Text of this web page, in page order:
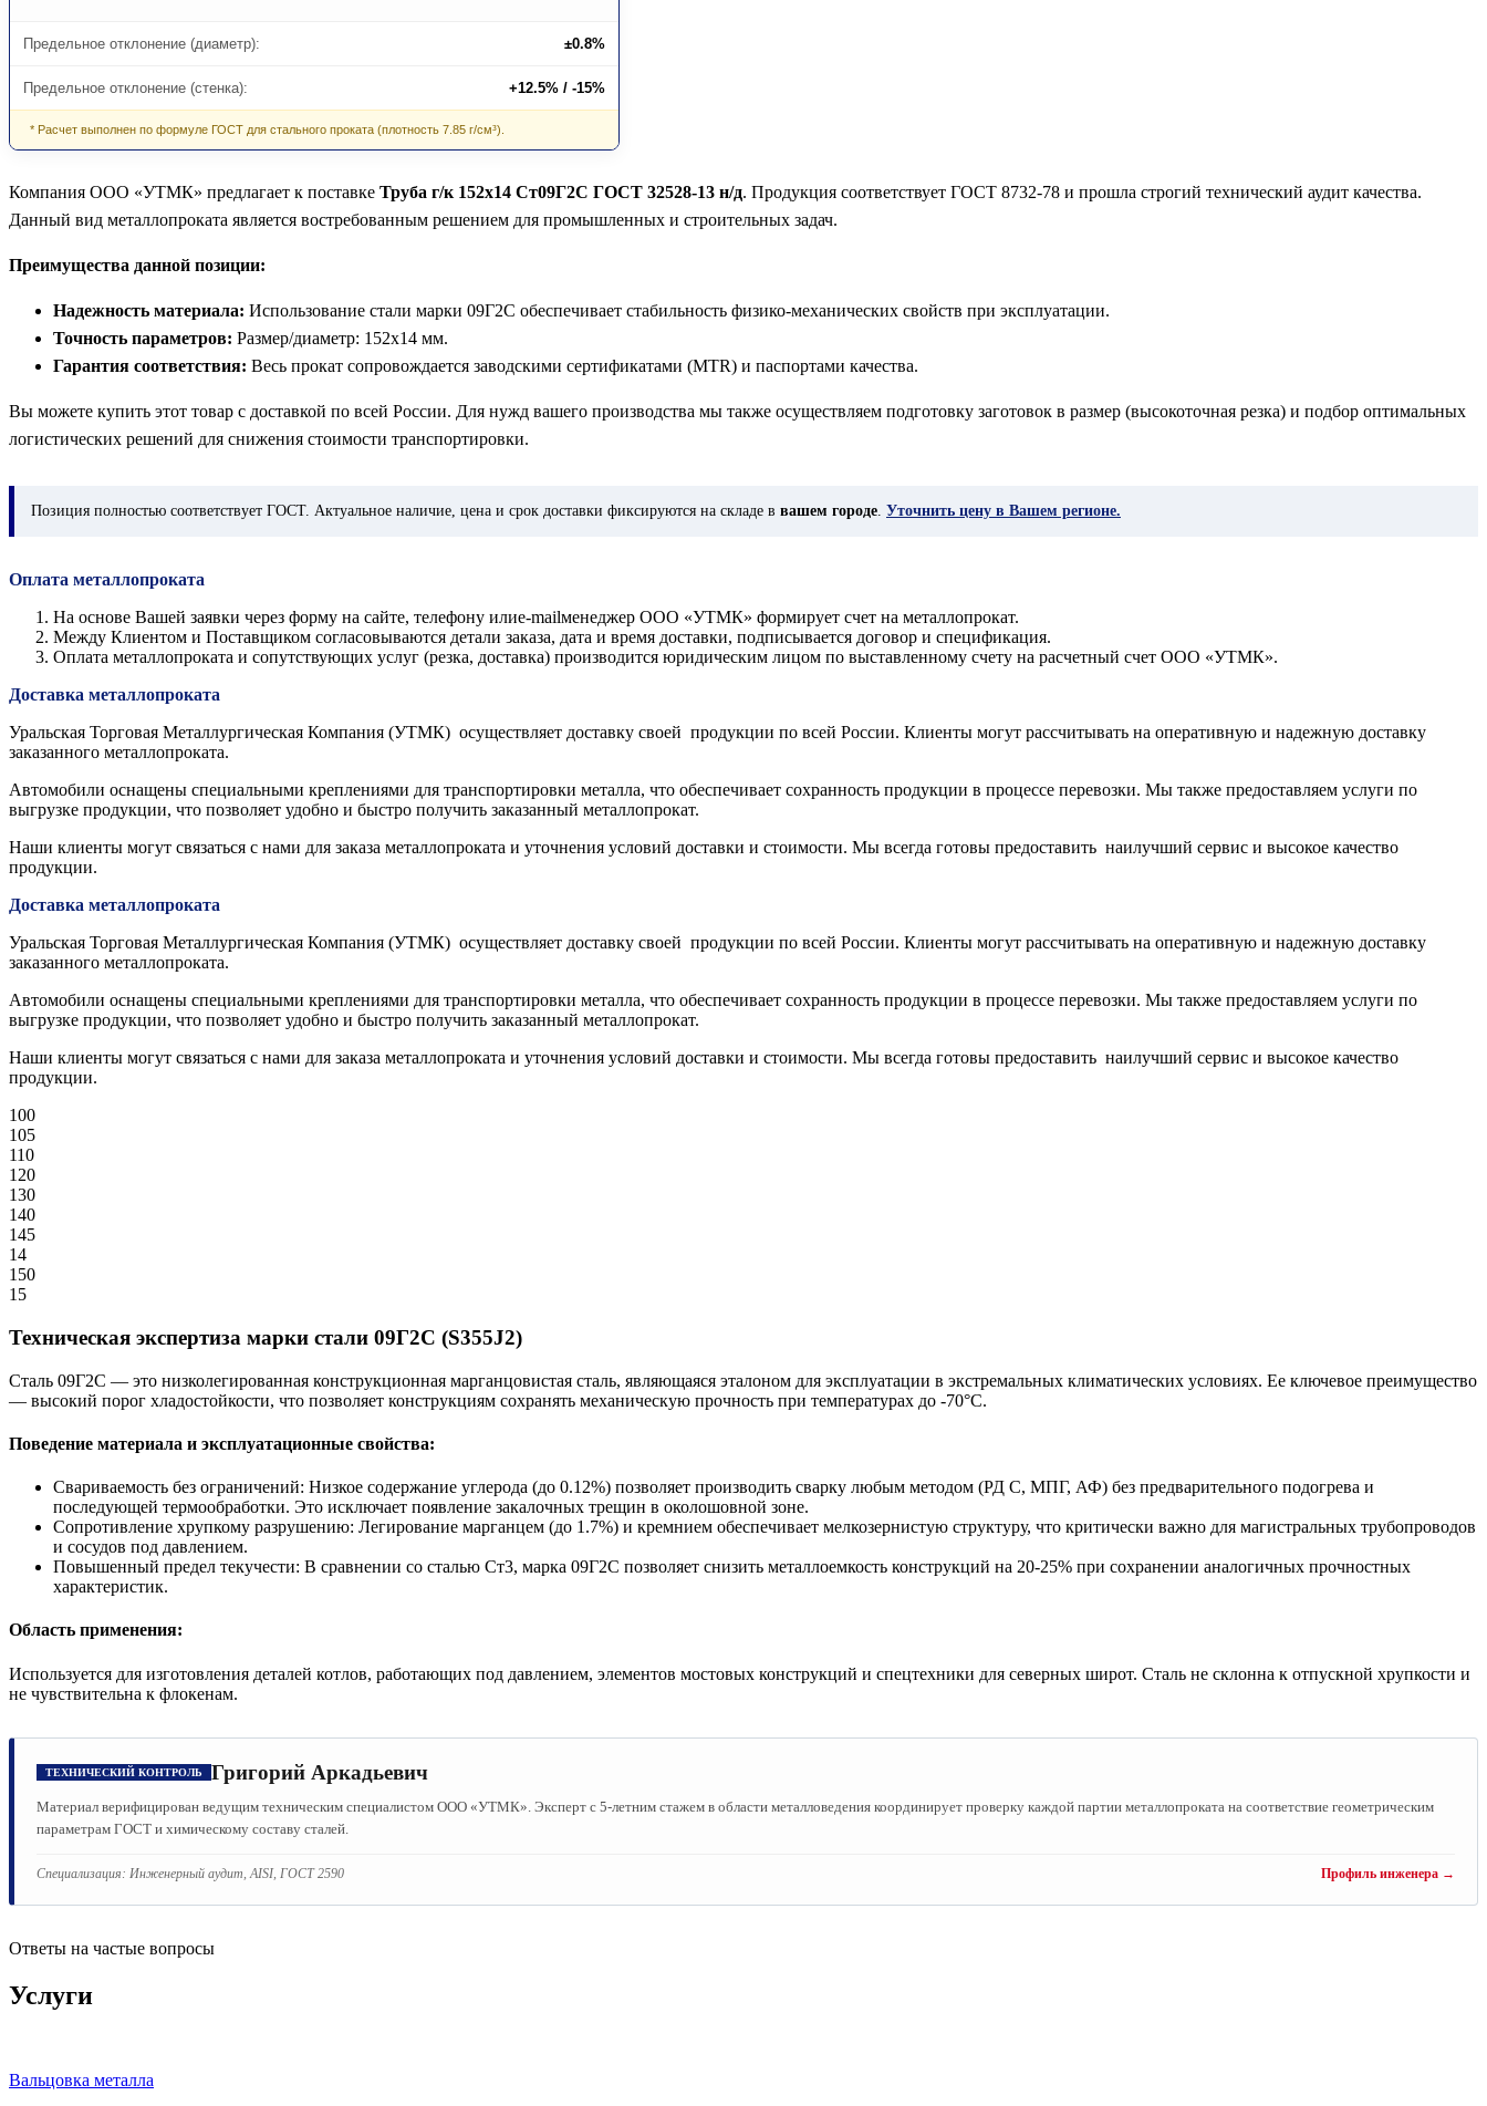
Предельное отклонение (диаметр): ±0.8%
Предельное отклонение (стенка): +12.5% / -15%
* Расчет выполнен по формуле ГОСТ для стального проката (плотность 7.85 г/см³).
Компания ООО «УТМК» предлагает к поставке Труба г/к 152х14 Ст09Г2С ГОСТ 32528-13 н/д. Продукция соответствует ГОСТ 8732-78 и прошла строгий технический аудит качества.
Данный вид металлопроката является востребованным решением для промышленных и строительных задач.
Преимущества данной позиции:
Надежность материала: Использование стали марки 09Г2С обеспечивает стабильность физико-механических свойств при эксплуатации.
Точность параметров: Размер/диаметр: 152х14 мм.
Гарантия соответствия: Весь прокат сопровождается заводскими сертификатами (MTR) и паспортами качества.
Вы можете купить этот товар с доставкой по всей России. Для нужд вашего производства мы также осуществляем подготовку заготовок в размер (высокоточная резка) и подбор оптимальных
логистических решений для снижения стоимости транспортировки.
Позиция полностью соответствует ГОСТ. Актуальное наличие, цена и срок доставки фиксируются на складе в вашем городе. Уточнить цену в Вашем регионе.
Оплата металлопроката
На основе Вашей заявки через форму на сайте, телефону илиe-mailменеджер ООО «УТМК» формирует счет на металлопрокат.
Между Клиентом и Поставщиком согласовываются детали заказа, дата и время доставки, подписывается договор и спецификация.
Оплата металлопроката и сопутствующих услуг (резка, доставка) производится юридическим лицом по выставленному счету на расчетный счет ООО «УТМК».
Доставка металлопроката
Уральская Торговая Металлургическая Компания (УТМК) осуществляет доставку своей продукции по всей России. Клиенты могут рассчитывать на оперативную и надежную доставку
заказанного металлопроката.
Автомобили оснащены специальными креплениями для транспортировки металла, что обеспечивает сохранность продукции в процессе перевозки. Мы также предоставляем услуги по
выгрузке продукции, что позволяет удобно и быстро получить заказанный металлопрокат.
Наши клиенты могут связаться с нами для заказа металлопроката и уточнения условий доставки и стоимости. Мы всегда готовы предоставить наилучший сервис и высокое качество
продукции.
Доставка металлопроката
Уральская Торговая Металлургическая Компания (УТМК) осуществляет доставку своей продукции по всей России. Клиенты могут рассчитывать на оперативную и надежную доставку
заказанного металлопроката.
Автомобили оснащены специальными креплениями для транспортировки металла, что обеспечивает сохранность продукции в процессе перевозки. Мы также предоставляем услуги по
выгрузке продукции, что позволяет удобно и быстро получить заказанный металлопрокат.
Наши клиенты могут связаться с нами для заказа металлопроката и уточнения условий доставки и стоимости. Мы всегда готовы предоставить наилучший сервис и высокое качество
продукции.
100
105
110
120
130
140
145
14
150
15
Техническая экспертиза марки стали 09Г2С (S355J2)
Сталь 09Г2С — это низколегированная конструкционная марганцовистая сталь, являющаяся эталоном для эксплуатации в экстремальных климатических условиях. Ее ключевое преимущество
— высокий порог хладостойкости, что позволяет конструкциям сохранять механическую прочность при температурах до -70°C.
Поведение материала и эксплуатационные свойства:
Свариваемость без ограничений: Низкое содержание углерода (до 0.12%) позволяет производить сварку любым методом (РД С, МПГ, АФ) без предварительного подогрева и
последующей термообработки. Это исключает появление закалочных трещин в околошовной зоне.
Сопротивление хрупкому разрушению: Легирование марганцем (до 1.7%) и кремнием обеспечивает мелкозернистую структуру, что критически важно для магистральных трубопроводов
и сосудов под давлением.
Повышенный предел текучести: В сравнении со сталью Ст3, марка 09Г2С позволяет снизить металлоемкость конструкций на 20-25% при сохранении аналогичных прочностных
характеристик.
Область применения:
Используется для изготовления деталей котлов, работающих под давлением, элементов мостовых конструкций и спецтехники для северных широт. Сталь не склонна к отпускной хрупкости и
не чувствительна к флокенам.
ТЕХНИЧЕСКИЙ КОНТРОЛЬ Григорий Аркадьевич
Материал верифицирован ведущим техническим специалистом ООО «УТМК». Эксперт с 5-летним стажем в области металловедения координирует проверку каждой партии металлопроката на соответствие геометрическим
параметрам ГОСТ и химическому составу сталей.
Специализация: Инженерный аудит, AISI, ГОСТ 2590 Профиль инженера →
Ответы на частые вопросы
Услуги
Вальцовка металла